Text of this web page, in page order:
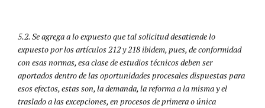
5.2. Se agrega a lo expuesto que tal solicitud desatiende lo
expuesto por los artículos 212 y 218 ibidem, pues, de conformidad
con esas normas, esa clase de estudios técnicos deben ser
aportados dentro de las oportunidades procesales dispuestas para
esos efectos, estas son, la demanda, la reforma a la misma y el
traslado a las excepciones, en procesos de primera o única